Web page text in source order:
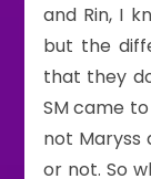
and Rin, I
but the
that they
SM came
not Maryss
or not. So